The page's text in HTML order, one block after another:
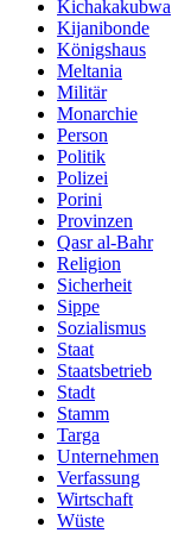
Kichakakubwa
Kijanibonde
Königshaus
Meltania
Militär
Monarchie
Person
Politik
Polizei
Porini
Provinzen
Qasr al-Bahr
Religion
Sicherheit
Sippe
Sozialismus
Staat
Staatsbetrieb
Stadt
Stamm
Targa
Unternehmen
Verfassung
Wirtschaft
Wüste